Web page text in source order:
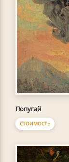
Попугай
СТОИМОСТЬ